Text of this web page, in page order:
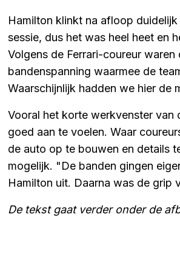
Hamilton klinkt na afloop
sessie, dus het was heel heet en
Volgens de Ferrari-coureur
bandenspanning waarmee de
Waarschijnlijk hadden we hier de
Vooral het korte werkvenster van
goed aan te voelen. Waar
de auto op te bouwen en details
mogelijk. "De banden gingen
Hamilton uit. Daarna was de grip
De tekst gaat verder onder de